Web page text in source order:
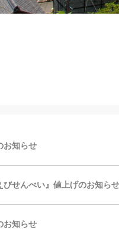
お知らせ
びせんべい』値上げのお知らせ
お知らせ